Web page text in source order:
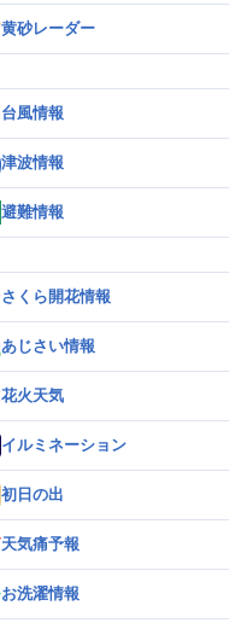
黄砂レーダー
台風情報
津波情報
避難情報
さくら開花情報
あじさい情報
花火天気
イルミネーション
初日の出
天気痛予報
お洗濯情報